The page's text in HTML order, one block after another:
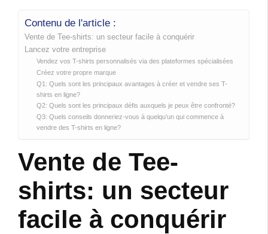
Contenu de l'article :
Vente de Tee-shirts: un secteur facile à conquérir
Lancez votre entreprise
Vendez vos T-shirts personnalisés via des plateformes spécialisées
Créez votre propre marque
Q1: Quels sont les principaux avantages à créer et vendre ses T-
shirts en ligne?
Q2: Quels sont les principaux défis auxquels je peux être confronté?
Q3: Quels conseils donneriez-vous à quelqu’un qui commence à
vendre des T-shirts en ligne?
Vente de Tee-
shirts: un secteur
facile à conquérir